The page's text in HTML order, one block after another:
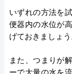
いずれの方法を
便器内の水位が
げておきましょう
また、つまりが
ーで大量の水を